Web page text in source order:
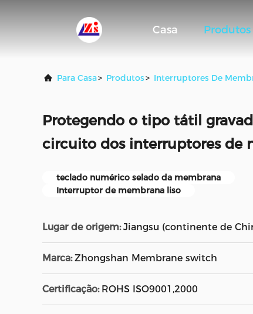
Casa Produtos
Para Casa> Produtos> Interruptores De
Protegendo o tipo tátil
circuito dos interruptores de
teclado numérico selado da membrana
Interruptor de membrana liso
Lugar de origem: Jiangsu (continente de
Marca: Zhongshan Membrane switch
Certificação: ROHS ISO9001,2000